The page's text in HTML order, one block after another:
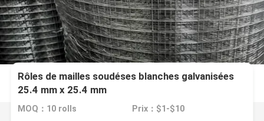
Rôles de mailles soudéses blanches galvanisées
25.4 mm x 25.4 mm
MOQ：10 rolls Prix：$1-$10